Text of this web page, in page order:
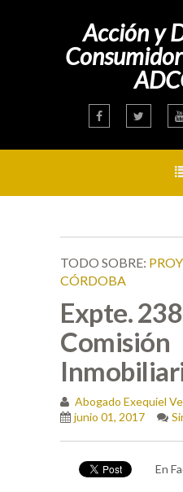
Acción y
TODO SOBRE:
CÓRDOBA
Expte.
Comisión
Abogado Exequiel
junio 01, 2017
En